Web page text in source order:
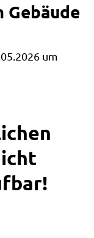
um